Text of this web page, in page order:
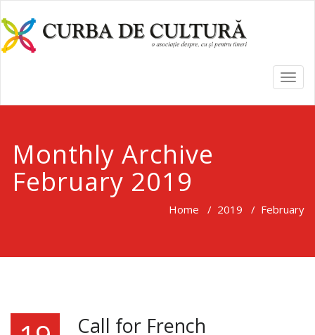
Monthly Archive
February 2019
Home / 2019 / February
Call for French